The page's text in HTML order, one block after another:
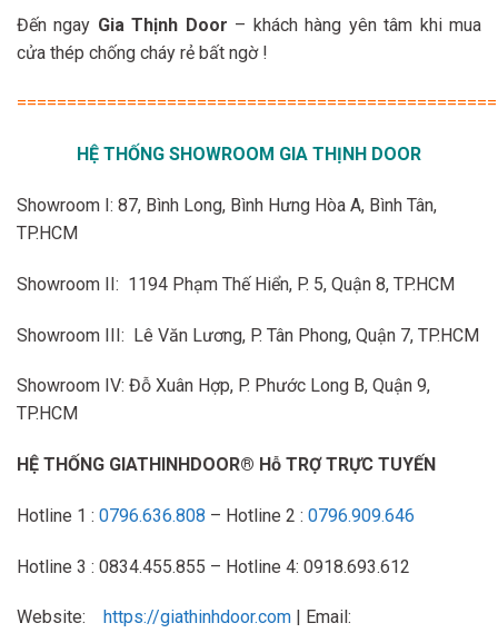
Đến ngay Gia Thịnh Door – khách hàng yên tâm khi mua
cửa thép chống cháy rẻ bất ngờ !
HỆ THỐNG SHOWROOM GIA THỊNH DOOR
Showroom I: 87, Bình Long, Bình Hưng Hòa A, Bình Tân,
TP.HCM
Showroom II: 1194 Phạm Thế Hiển, P. 5, Quận 8, TP.HCM
Showroom III: Lê Văn Lương, P. Tân Phong, Quận 7, TP.HCM
Showroom IV: Đỗ Xuân Hợp, P. Phước Long B, Quận 9,
TP.HCM
HỆ THỐNG GIATHINHDOOR® Hỗ TRỢ TRỰC TUYẾN
Hotline 1 : 0796.636.808 – Hotline 2 : 0796.909.646
Hotline 3 : 0834.455.855 – Hotline 4: 0918.693.612
Website: https://giathinhdoor.com | Email: